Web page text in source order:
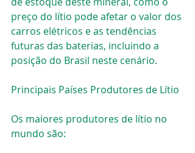
preço do lítio pode afetar o valor dos
carros elétricos e as tendências
futuras das baterias, incluindo a
posição do Brasil neste cenário.
Principais Países Produtores de Lítio
Os maiores produtores de lítio no
mundo são: